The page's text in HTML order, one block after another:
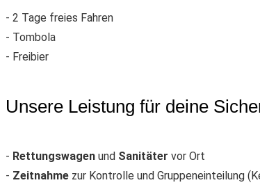
- 2 Tage freies Fahren
- Tombola
- Freibier
Unsere Leistung für deine
- Rettungswagen und Sanitäter vor Ort
- Zeitnahme zur Kontrolle und Gruppeneinteilung